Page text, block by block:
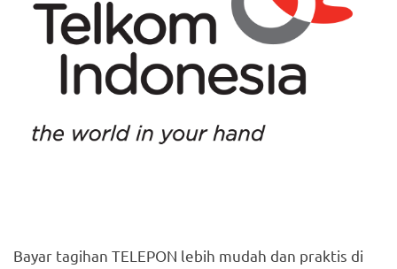
Bayar tagihan TELEPON lebih mudah dan praktis di